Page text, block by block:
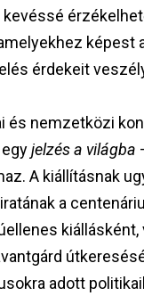
képest
érdekeit
és nemzetközi
jelzés a világba
A kiállításnak
a
kiállásként,
adott